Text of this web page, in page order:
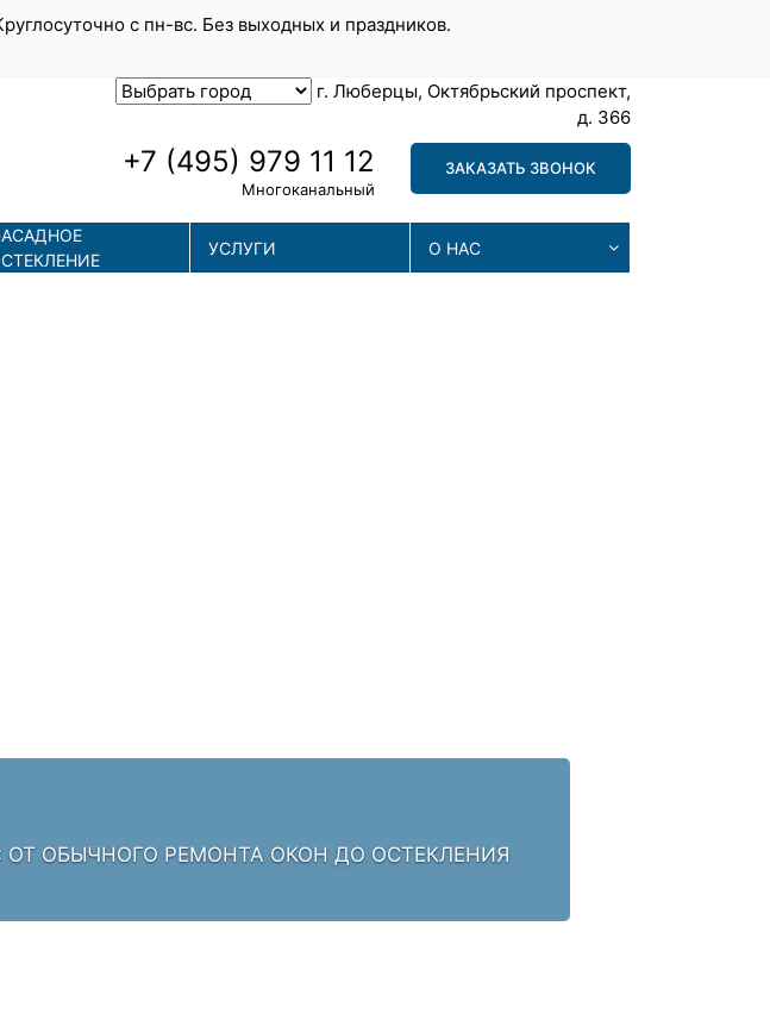
с пн-вс. Без выходных и праздников.
г. Люберцы, Октябрьский проспект,
д. 366
+7 (495) 979 11 12
Многоканальный
ЗАКАЗАТЬ ЗВОНОК
УСЛУГИ О НАС
ОБЫЧНОГО РЕМОНТА ОКОН ДО ОСТЕКЛЕНИЯ